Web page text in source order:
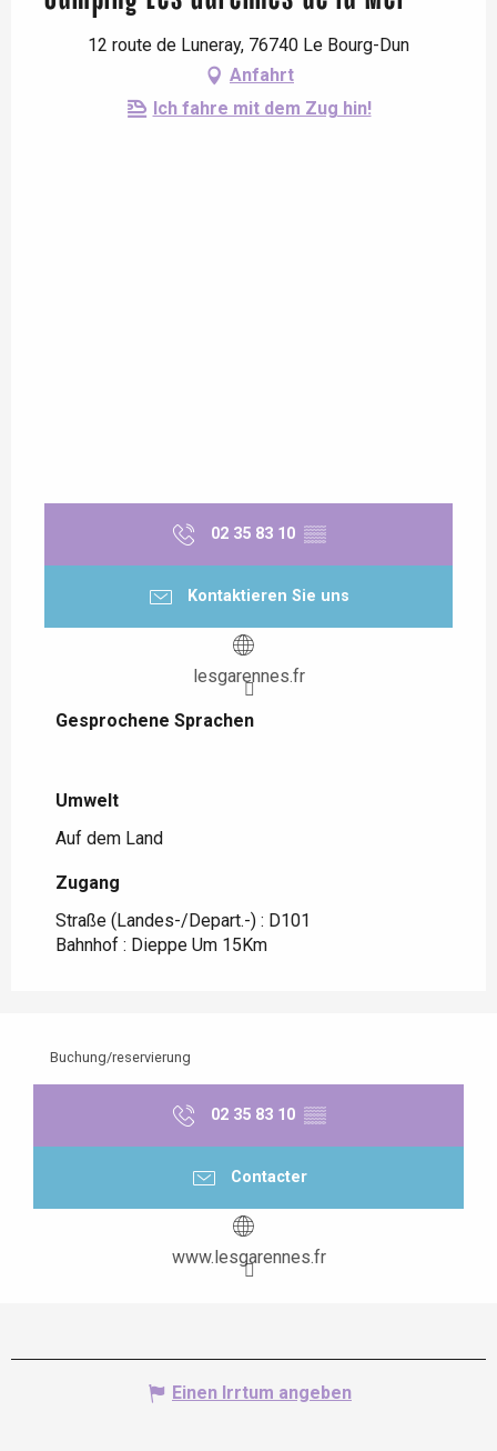
12 route de Luneray, 76740 Le Bourg-Dun
Anfahrt
Ich fahre mit dem Zug hin!
02 35 83 10 ▒▒
Kontaktieren Sie uns
lesgarennes.fr
Gesprochene Sprachen
Gesprochene Sprachen
Umwelt
Umwelt
Auf dem Land
Zugang
Zugang
Straße (Landes-/Depart.-) : D101
Bahnhof : Dieppe Um 15Km
Buchung/reservierung
02 35 83 10 ▒▒
Contacter
www.lesgarennes.fr
Einen Irrtum angeben